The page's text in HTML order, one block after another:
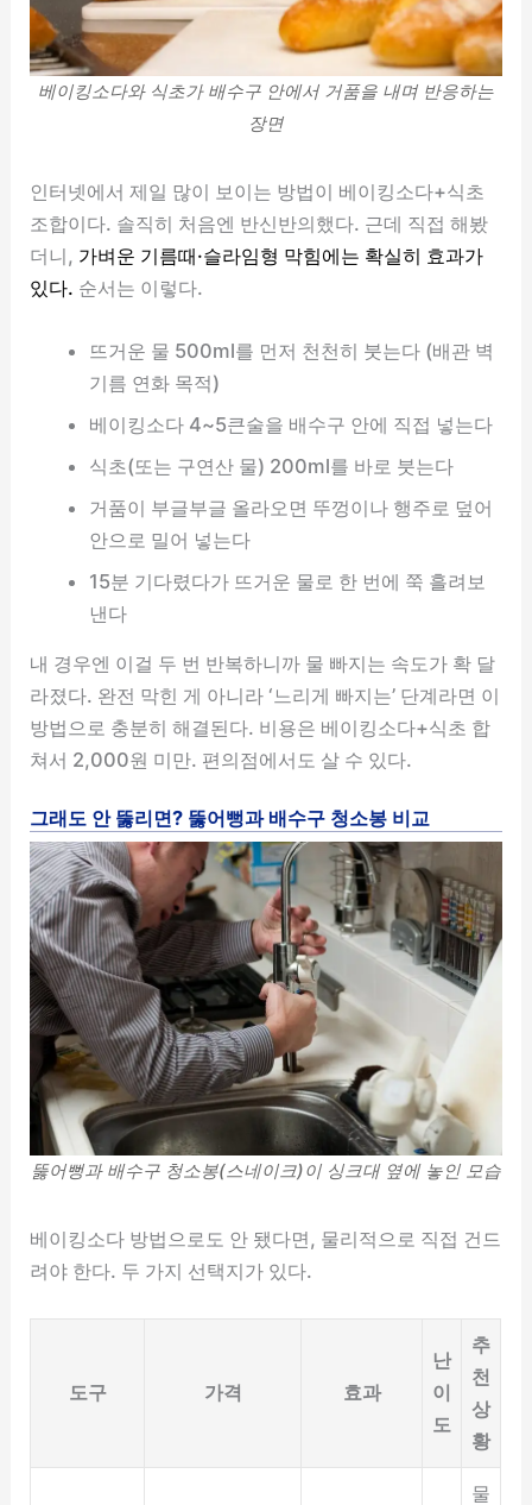
베이킹소다와 식초가 배수구 안에서 거품을 내며 반응하는
장면
인터넷에서 제일 많이 보이는 방법이 베이킹소다+식초
조합이다. 솔직히 처음엔 반신반의했다. 근데 직접 해봤
더니, 가벼운 기름때·슬라임형 막힘에는 확실히 효과가
있다. 순서는 이렇다.
뜨거운 물 500ml를 먼저 천천히 붓는다 (배관 벽
기름 연화 목적)
베이킹소다 4~5큰술을 배수구 안에 직접 넣는다
식초(또는 구연산 물) 200ml를 바로 붓는다
거품이 부글부글 올라오면 뚜껑이나 행주로 덮어
안으로 밀어 넣는다
15분 기다렸다가 뜨거운 물로 한 번에 쭉 흘려보
낸다
내 경우엔 이걸 두 번 반복하니까 물 빠지는 속도가 확 달
라졌다. 완전 막힌 게 아니라 ‘느리게 빠지는’ 단계라면 이
방법으로 충분히 해결된다. 비용은 베이킹소다+식초 합
쳐서 2,000원 미만. 편의점에서도 살 수 있다.
그래도 안 뚫리면? 뚫어뻥과 배수구 청소봉 비교
뚫어뻥과 배수구 청소봉(스네이크)이 싱크대 옆에 놓인 모습
베이킹소다 방법으로도 안 됐다면, 물리적으로 직접 건드
려야 한다. 두 가지 선택지가 있다.
도구 가격 효과
난
이
도
추
천
상
황
물